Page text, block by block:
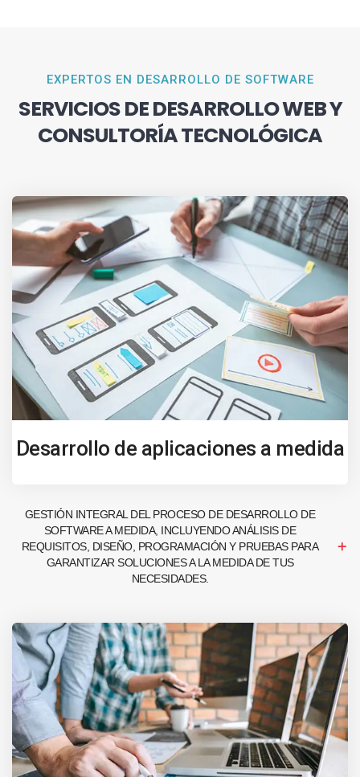
EXPERTOS EN DESARROLLO DE SOFTWARE
SERVICIOS DE DESARROLLO WEB Y
CONSULTORÍA TECNOLÓGICA
Desarrollo de aplicaciones a medida
GESTIÓN INTEGRAL DEL PROCESO DE DESARROLLO DE
SOFTWARE A MEDIDA, INCLUYENDO ANÁLISIS DE
REQUISITOS, DISEÑO, PROGRAMACIÓN Y PRUEBAS PARA
GARANTIZAR SOLUCIONES A LA MEDIDA DE TUS
NECESIDADES.